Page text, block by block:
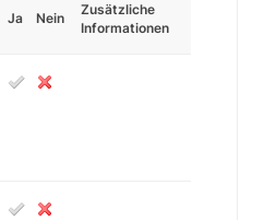
Ja Nein
Zusätzliche
Informationen